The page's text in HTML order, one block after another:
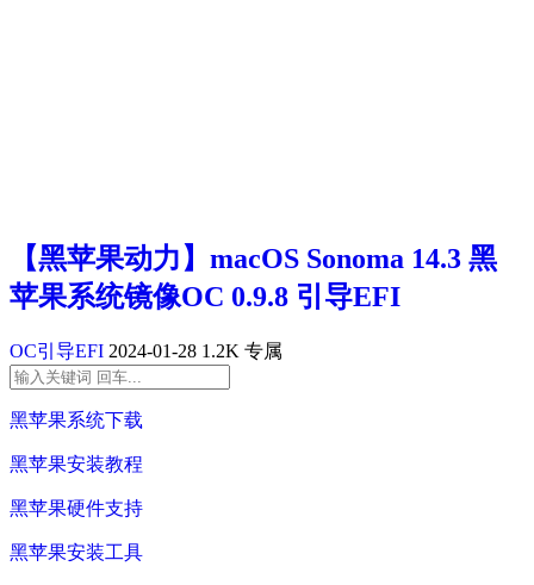
【黑苹果动力】macOS Sonoma 14.3 黑
苹果系统镜像OC 0.9.8 引导EFI
OC引导EFI 2024-01-28 1.2K 专属
黑苹果系统下载
黑苹果安装教程
黑苹果硬件支持
黑苹果安装工具